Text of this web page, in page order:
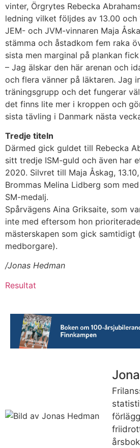
vinter, Örgrytes Rebecka
ledning vilket följdes av 13.00 och
JEM- och JVM-vinnaren Maja
stämma och åstadkom fem raka
sista men marginal på plankan fick
– Jag älskar den här arenan och
och flera vänner på läktaren. Jag
träningsgrupp och det fungerar
det finns lite mer i kroppen och
sista tävling i Danmark nästa
Tredje titeln
Därmed gick guldet till Rebecka
sitt tredje ISM-guld och även har
2020. Silvret till Maja Åskag,
Brommas Melina Lidberg som
SM-medalj.
Spårvägens Aina Griksaite, som
inte med eftersom hon
mästerskapen som gick samtidigt
medborgare).
/Jonas Hedman
Resultat